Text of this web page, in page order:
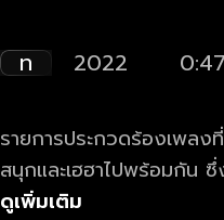
ท 2022
รายการประกวดร้องเพลง
สนุกและเฮฮาไปพร้อมกัน
สำคัญก็คือ “นักร้องลูกทุ่งห
ดูเพิ่มเติม